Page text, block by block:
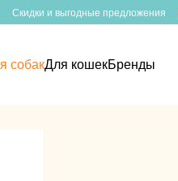
Скидки и выгодные предложения
собакДля кошекБренды